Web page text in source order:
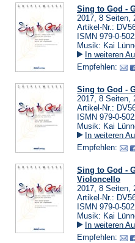
Sing to God -
2017, 8 Seiten,
Artikel-Nr.:
ISMN 979-0-
Musik: Kai
In weiteren
Empfehlen:
Sing to God -
2017, 8 Seiten,
Artikel-Nr.:
ISMN 979-0-
Musik: Kai
In weiteren
Empfehlen:
Sing to God -
Violoncello
2017, 8 Seiten,
Artikel-Nr.:
ISMN 979-0-
Musik: Kai
In weiteren
Empfehlen: